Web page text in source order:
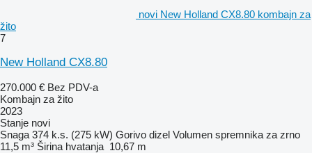
novi New Holland CX8.80 kombajn za
žito
7
New Holland CX8.80
270.000 € Bez PDV-a
Kombajn za žito
2023
Stanje novi
Snaga 374 k.s. (275 kW) Gorivo dizel Volumen spremnika za zrno
11,5 m³ Širina hvatanja 10,67 m